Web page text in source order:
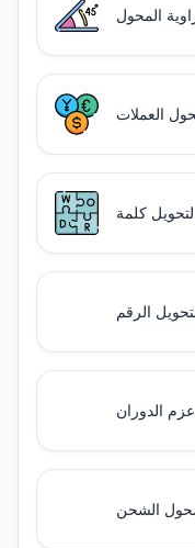
المحول
العملات
كلمة
الرقم
الدوران
الشحن